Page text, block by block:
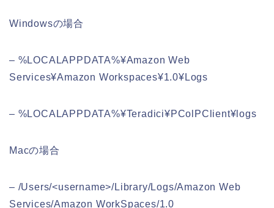
Windowsの場合
– %LOCALAPPDATA%¥Amazon Web
Services¥Amazon Workspaces¥1.0¥Logs
– %LOCALAPPDATA%¥Teradici¥PColPClient¥logs
Macの場合
– /Users/<username>/Library/Logs/Amazon Web
Services/Amazon WorkSpaces/1.0